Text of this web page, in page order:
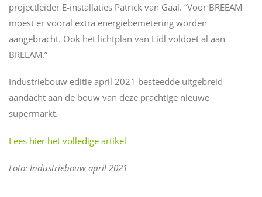
projectleider E-installaties Patrick van Gaal. “Voor BREEAM
moest er vooral extra energiebemetering worden
aangebracht. Ook het lichtplan van Lidl voldoet al aan
BREEAM.”
Industriebouw editie april 2021 besteedde uitgebreid
aandacht aan de bouw van deze prachtige nieuwe
supermarkt.
Lees hier het volledige artikel
Foto: Industriebouw april 2021